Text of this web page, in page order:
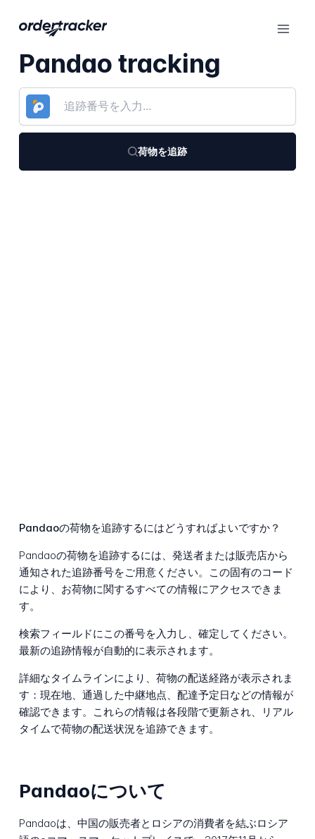
Pandao tracking
荷物を追跡
Pandaoの荷物を追跡するにはどうすればよいですか？
Pandaoの荷物を追跡するには、発送者または販売店から
通知された追跡番号をご用意ください。この固有のコード
により、お荷物に関するすべての情報にアクセスできま
す。
検索フィールドにこの番号を入力し、確定してください。
最新の追跡情報が自動的に表示されます。
詳細なタイムラインにより、荷物の配送経路が表示されま
す：現在地、通過した中継地点、配達予定日などの情報が
確認できます。これらの情報は各段階で更新され、リアル
タイムで荷物の配送状況を追跡できます。
Pandaoについて
Pandaoは、中国の販売者とロシアの消費者を結ぶロシア